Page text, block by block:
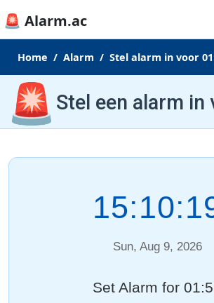
🚨 Alarm.ac
Home Alarm Stel alarm in voor
🚨 Stel een alarm in
Sun, Aug 9, 2026
Set Alarm for